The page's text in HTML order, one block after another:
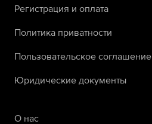
Регистрация и оплата
Политика приватности
Пользовательское соглашение
Юридические документы
О нас